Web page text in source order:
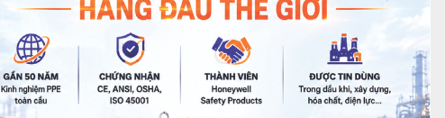
dụng trong nhà máy - loại bỏ sự ngưng tụ hơi ẩm trên các ống
kính gây mờ. Vì vậy, mắt kính và tầm nhìn của bạn vẫn rõ ràng
khi bạn chuyển từ môi trường lạnh sang môi trường ấm áp. Nó
cũng có thể giữ cho mắt kính của bạn khỏi bị mờ sương trong
khi chơi thể thao và những lúc khác bạn đang nóng và đổ mồ